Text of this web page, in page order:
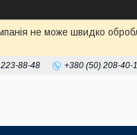
не може швидко
88-48 +380 (50) 208-40-